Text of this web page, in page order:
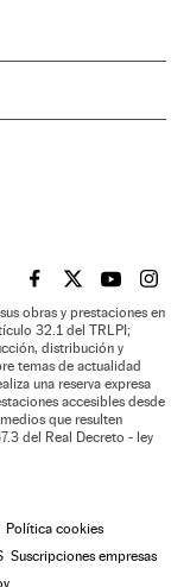
EL PAÍS BRASIL EN
EL PAÍSEL PAÍS
EL
obras y prestaciones en
32.1 del TRLPI;
distribución y
temas de actualidad
una reserva expresa
accesibles desde
que resulten
del Real Decreto - ley
Política cookies
Suscripciones empresas